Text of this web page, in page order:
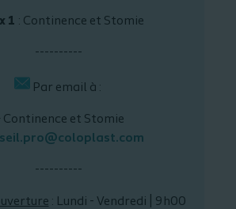
1 : Continence et Stomie
----------
Par email à :
Continence et Stomie
----------
: Lundi - Vendredi | 9h00